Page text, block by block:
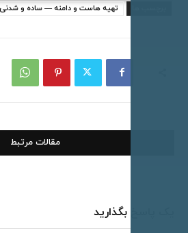
تهیه هاست و دامنه — ساده و شدنی
مقالات مرتبط
بگذارید